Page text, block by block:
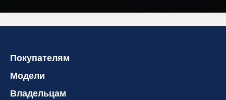
Покупателям
Модели
Владельцам